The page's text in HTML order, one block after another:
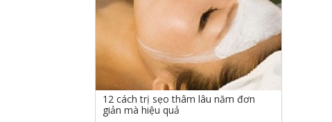
12 cách trị sẹo thâm lâu năm đơn
giản mà hiệu quả